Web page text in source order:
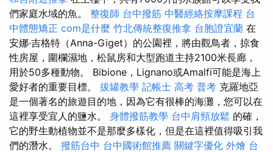
們家庭水域的魚。 整復師 台中撥筋 中醫經絡按摩課程 台
中體態矯正 com是什麼 竹北傳統整復推拿 台胞證宜蘭 在
安娜·吉格特（Anna-Giget）的公園裡，將由觀鳥者，掠食
性房屋，圍欄濕地，松鼠房和大型跑道主持2100米長廊，
用於50多種動物。 Bibion​​e，Lignano或Amalfi可能是海上
愛好者的重要目標。 拔罐教學 記帳士 高考 普考 克羅地亞
是一個著名的旅遊目的地，因為它有很棒的海灘，您可以在
這裡享受宜人的鹽水。 身體撥筋教學 台中肩頸放鬆 的確，
它的野生動植物並不是那麼多樣化，但是在這裡值得吸引我
們的潛水。 撥筋台中 台中國術館推薦 關鍵字優化 外燴 台